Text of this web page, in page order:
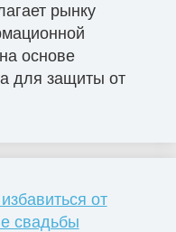
рынку
основе
для защиты от
от
свадьбы